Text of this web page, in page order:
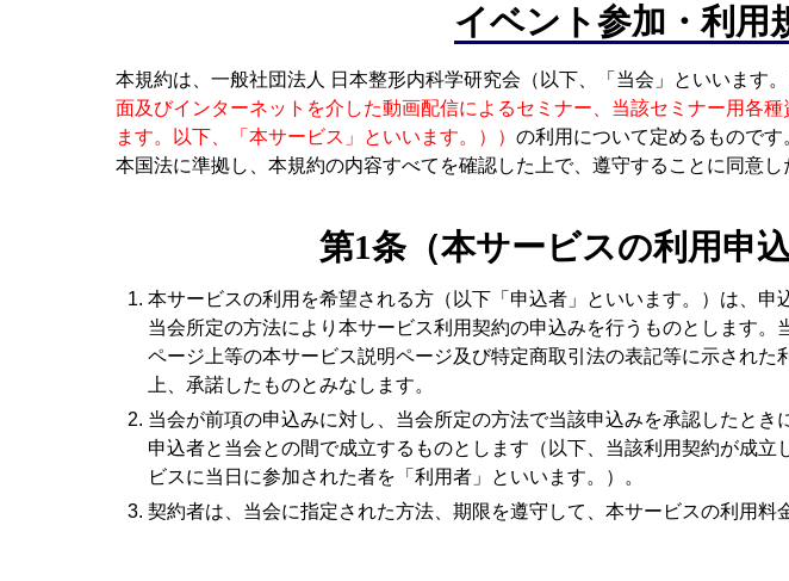
イベント参加・利用
本規約は、一般社団法人 日本整形内科学研究会（以下、「当会」といいます
面及びインターネットを介した動画配信によるセミナー、当該セミナー用各
ます。以下、「本サービス」といいます。）） の利用について定めるもので
本国法に準拠し、本規約の内容すべてを確認した上で、遵守することに同意し
第1条（本サービスの利用申
本サービスの利用を希望される方（以下「申込者」といいます。）は、申
当会所定の方法により本サービス利用契約の申込みを行うものとします。
ページ上等の本サービス説明ページ及び特定商取引法の表記等に示された
上、承諾したものとみなします。
当会が前項の申込みに対し、当会所定の方法で当該申込みを承認したと
申込者と当会との間で成立するものとします（以下、当該利用契約が成
ビスに当日に参加された者を「利用者」といいます。）。
契約者は、当会に指定された方法、期限を遵守して、本サービスの利用料